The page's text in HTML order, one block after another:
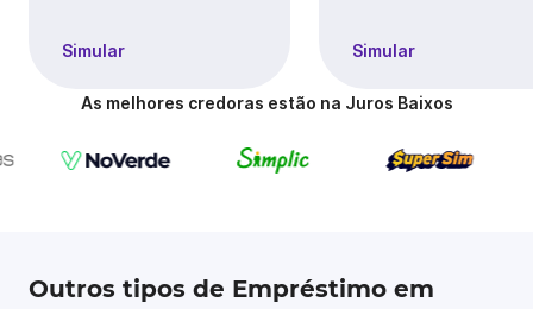
Simular Simular
As melhores credoras estão na Juros Baixos
Outros tipos de Empréstimo em